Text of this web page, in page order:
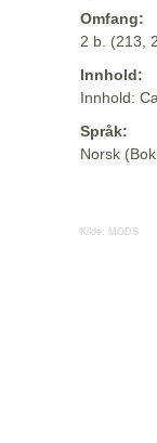
Omfang:
2 b. (213,
Innhold:
Innhold:
Språk:
Norsk
Kilde: MODS